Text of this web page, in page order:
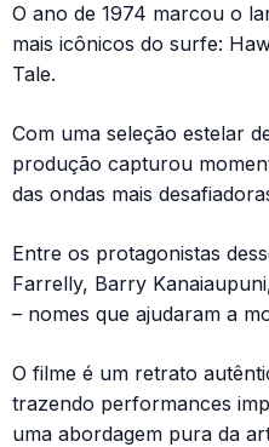
O ano de 1974 marcou o
mais icônicos do surfe:
Tale.
Com uma seleção estelar
produção capturou
das ondas mais
Entre os protagonistas
Farrelly, Barry
– nomes que ajudaram a
O filme é um retrato
trazendo performances
uma abordagem pura da